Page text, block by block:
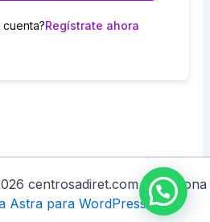
cuenta?Regístrate ahora
centrosadiret.com | Funciona
Astra para WordPress